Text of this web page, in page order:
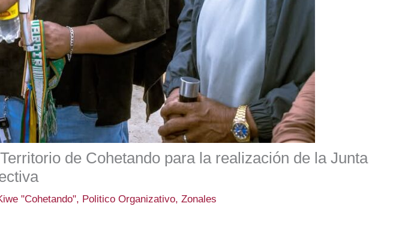
de Cohetando para la realización de la Junta
"Cohetando", Politico Organizativo, Zonales